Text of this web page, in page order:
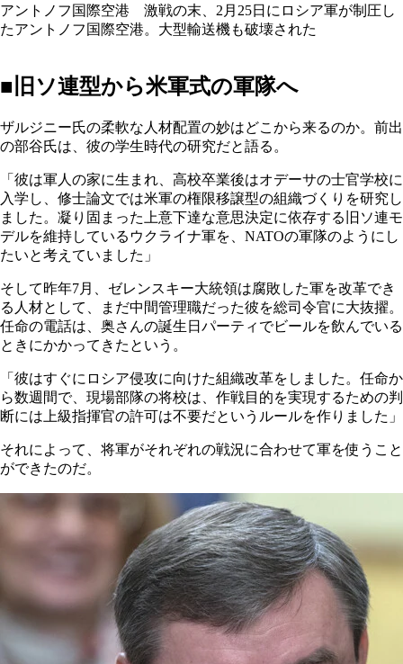
アントノフ国際空港 激戦の末、2月25日にロシア軍が制圧し
たアントノフ国際空港。大型輸送機も破壊された
■旧ソ連型から米軍式の軍隊へ
ザルジニー氏の柔軟な人材配置の妙はどこから来るのか。前出
の部谷氏は、彼の学生時代の研究だと語る。
「彼は軍人の家に生まれ、高校卒業後はオデーサの士官学校に
入学し、修士論文では米軍の権限移譲型の組織づくりを研究し
ました。凝り固まった上意下達な意思決定に依存する旧ソ連モ
デルを維持しているウクライナ軍を、NATOの軍隊のようにし
たいと考えていました」
そして昨年7月、ゼレンスキー大統領は腐敗した軍を改革でき
る人材として、まだ中間管理職だった彼を総司令官に大抜擢。
任命の電話は、奥さんの誕生日パーティでビールを飲んでいる
ときにかかってきたという。
「彼はすぐにロシア侵攻に向けた組織改革をしました。任命か
ら数週間で、現場部隊の将校は、作戦目的を実現するための判
断には上級指揮官の許可は不要だというルールを作りました」
それによって、将軍がそれぞれの戦況に合わせて軍を使うこと
ができたのだ。